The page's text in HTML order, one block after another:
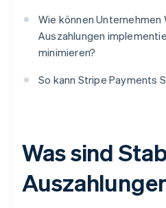
Wie können
Auszahlungen
minimieren?
So kann Stripe Payments
Was sind